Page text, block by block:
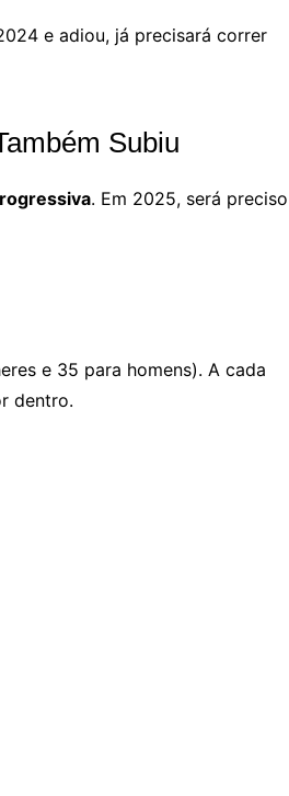
e adiou, já precisará correr
Subiu
. Em 2025, será preciso
e 35 para homens). A cada
dentro.